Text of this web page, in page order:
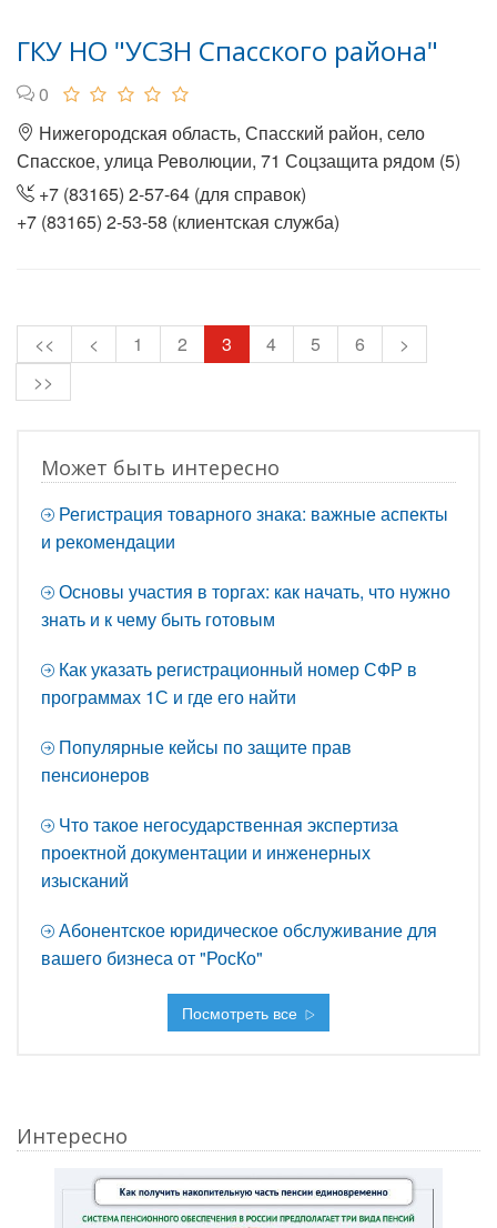
ГКУ НО "УСЗН Спасского района"
0
Нижегородская область, Спасский район, село
Спасское, улица Революции, 71 Соцзащита рядом (5)
+7 (83165) 2-57-64 (для справок)
+7 (83165) 2-53-58 (клиентская служба)
<< < 1 2 3 4 5 6
>
>>
Может быть интересно
Регистрация товарного знака: важные аспекты
и рекомендации
Основы участия в торгах: как начать, что нужно
знать и к чему быть готовым
Как указать регистрационный номер СФР в
программах 1С и где его найти
Популярные кейсы по защите прав
пенсионеров
Что такое негосударственная экспертиза
проектной документации и инженерных
изысканий
Абонентское юридическое обслуживание для
вашего бизнеса от "РосКо"
Посмотреть все
Интересно